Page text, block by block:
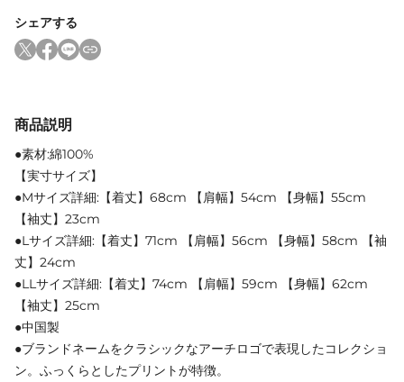
シェアする
商品説明
●素材:綿100%
【実寸サイズ】
●Mサイズ詳細:【着丈】68cm 【肩幅】54cm 【身幅】55cm
【袖丈】23cm
●Lサイズ詳細:【着丈】71cm 【肩幅】56cm 【身幅】58cm 【袖
丈】24cm
●LLサイズ詳細:【着丈】74cm 【肩幅】59cm 【身幅】62cm
【袖丈】25cm
●中国製
●ブランドネームをクラシックなアーチロゴで表現したコレクショ
ン。ふっくらとしたプリントが特徴。